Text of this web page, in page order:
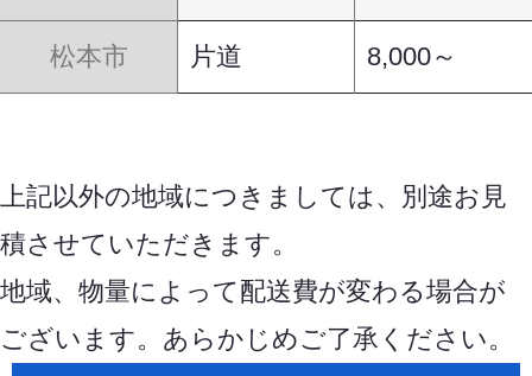
松本市 片道 8,000～
上記以外の地域につきましては、別途お見
積させていただきます。
地域、物量によって配送費が変わる場合が
ございます。あらかじめご了承ください。